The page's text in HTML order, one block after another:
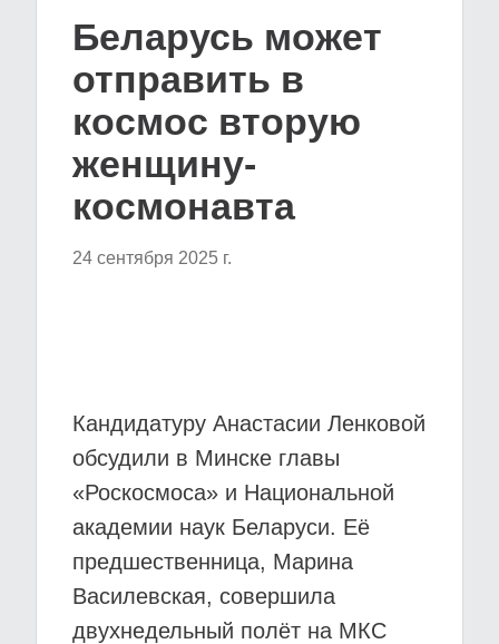
Беларусь может
отправить в
космос вторую
женщину-
космонавта
24 сентября 2025 г.
Кандидатуру Анастасии Ленковой
обсудили в Минске главы
«Роскосмоса» и Национальной
академии наук Беларуси. Её
предшественница, Марина
Василевская, совершила
двухнедельный полёт на МКС